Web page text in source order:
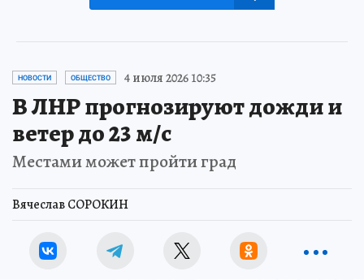
НОВОСТИ ОБЩЕСТВО 4 июля 2026 10:35
В ЛНР прогнозируют дожди и
ветер до 23 м/с
Местами может пройти град
Вячеслав СОРОКИН